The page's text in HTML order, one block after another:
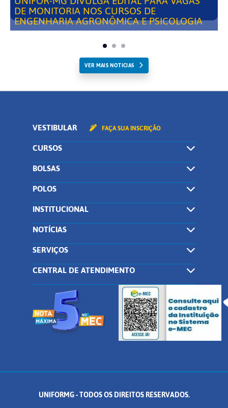
DE MONITORIA NOS CURSOS DE
ENGENHARIA AGRONÔMICA E PSICOLOGIA
VER MAIS NOTICIAS
VESTIBULAR FAÇA SUA INSCRIÇÃO
CURSOS
BOLSAS
POLOS
INSTITUCIONAL
NOTÍCIAS
SERVIÇOS
CENTRAL DE ATENDIMENTO
UNIFORMG - TODOS OS DIREITOS RESERVADOS.